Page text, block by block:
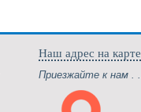
Наш адрес на карте
Приезжайте к нам .